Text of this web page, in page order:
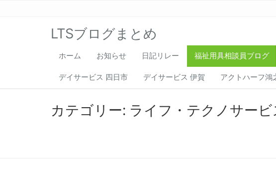
LTSブログまとめ
ホーム お知らせ 日記リレー 福祉用具相談員ブログ
デイサービス 四日市 デイサービス 伊賀 アクトハーフ鴻
カテゴリー: ライフ・テクノサー